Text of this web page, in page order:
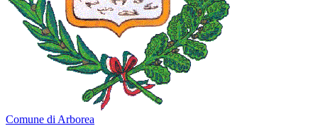
Comune di Arborea